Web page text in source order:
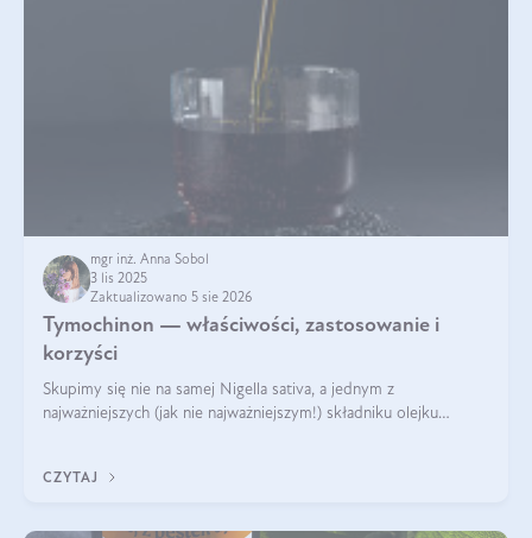
mgr inż. Anna Sobol
3 lis 2025
Zaktualizowano 5 sie 2026
Tymochinon — właściwości, zastosowanie i
korzyści
Skupimy się nie na samej Nigella sativa, a jednym z
najważniejszych (jak nie najważniejszym!) składniku olejku
CZYTAJ